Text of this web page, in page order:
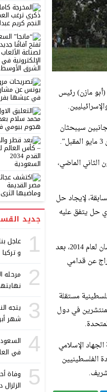
(أبو مازن) رئيس
سيبحثان
الثاني الماضي،
لإيجاد حل
حل يتفق عليه
وكانت مفاوضات السلام بين الجانبين الفلسطيني والإسرائيلي قد توقفت في شهر إبريل / نيسان لعام 2014، بعد
عن قدامي
مستقلة
المنتشرين في دول
الإسلامي
الفلسطينيين
جديد
1
و تركيا
2
مرحله
3
يتجه
شهر أبريل
4
في
5
وفاة